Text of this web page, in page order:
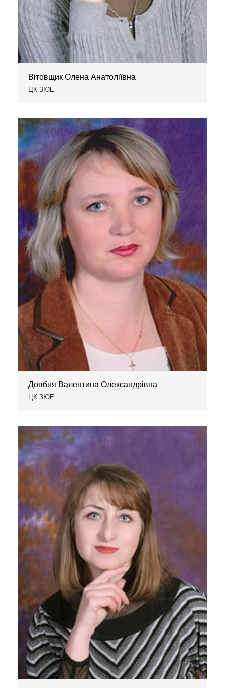
Вітовщик Олена Анатоліївна
ЦК ЗЮЕ
Довбня Валентина Олександрівна
ЦК ЗЮЕ